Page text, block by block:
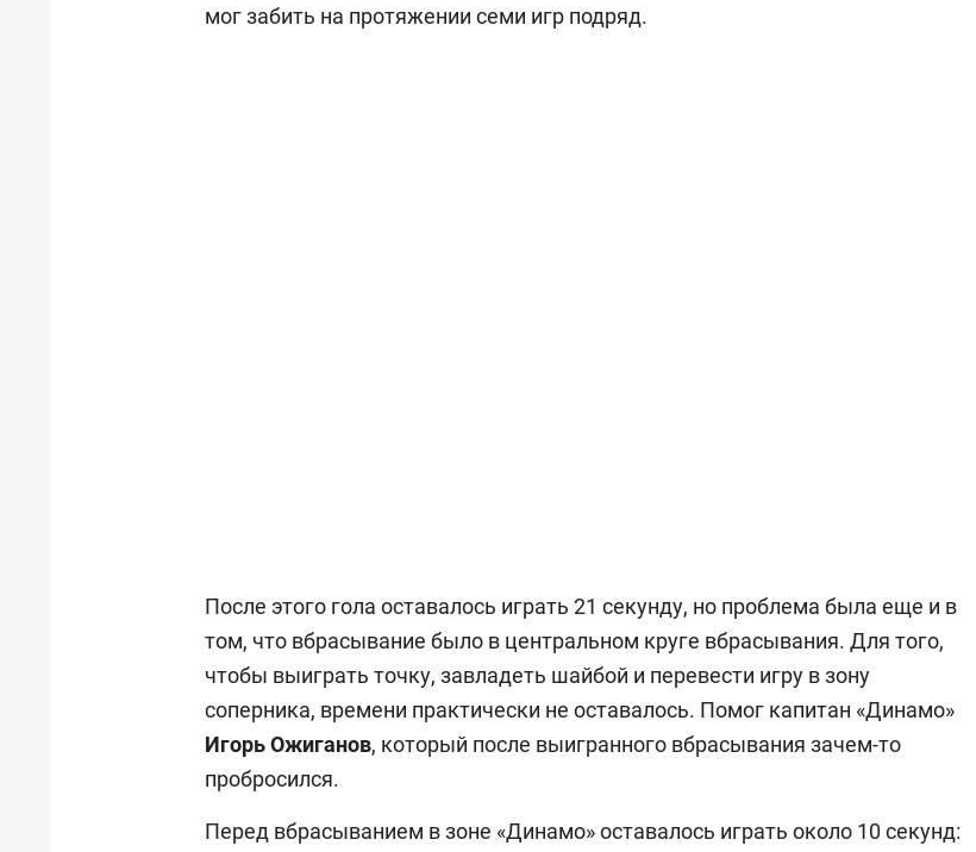
мог забить на протяжении семи игр подряд.
После этого гола оставалось играть 21 секунду, но проблема была еще и в
том, что вбрасывание было в центральном круге вбрасывания. Для того,
чтобы выиграть точку, завладеть шайбой и перевести игру в зону
соперника, времени практически не оставалось. Помог капитан «Динамо»
Игорь Ожиганов, который после выигранного вбрасывания зачем-то
пробросился.
Перед вбрасыванием в зоне «Динамо» оставалось играть около 10 секунд: